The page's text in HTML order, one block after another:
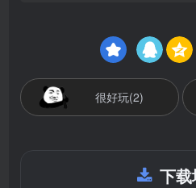
很好玩(2)
下